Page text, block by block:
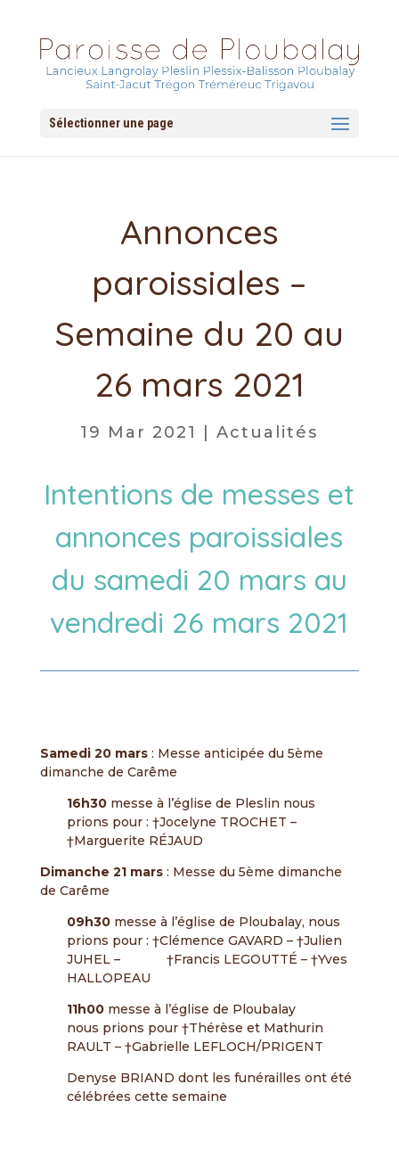
Sélectionner une page
Annonces
paroissiales –
Semaine du 20 au
26 mars 2021
19 Mar 2021 |Actualités
Intentions de messes et
annonces paroissiales
du samedi 20 mars au
vendredi 26 mars 2021
Samedi 20 mars : Messe anticipée du 5ème
dimanche de Carême
16h30messe à l’église de Pleslin nous
prions pour : †Jocelyne TROCHET –
†Marguerite RÉJAUD
Dimanche 21 mars : Messe du 5ème dimanche
de Carême
09h30messe à l’église de Ploubalay, nous
prions pour : †Clémence GAVARD – †Julien
JUHEL – †Francis LEGOUTTÉ – †Yves
HALLOPEAU
11h00messe à l’église de Ploubalay
nous prions pour †Thérèse et Mathurin
RAULT – †Gabrielle LEFLOCH/PRIGENT
Denyse BRIAND dont les funérailles ont été
célébrées cette semaine